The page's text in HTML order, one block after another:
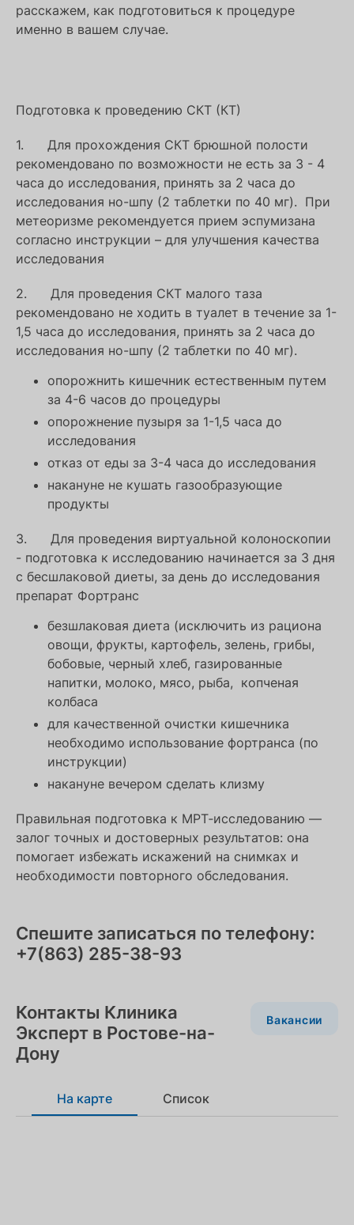
расскажем, как подготовиться к процедуре
именно в вашем случае.
Подготовка к проведению СКТ (КТ)
1. Для прохождения СКТ брюшной полости
рекомендовано по возможности не есть за 3 - 4
часа до исследования, принять за 2 часа до
исследования но-шпу (2 таблетки по 40 мг). При
метеоризме рекомендуется прием эспумизана
согласно инструкции – для улучшения качества
исследования
2. Для проведения СКТ малого таза
рекомендовано не ходить в туалет в течение за 1-
1,5 часа до исследования, принять за 2 часа до
исследования но-шпу (2 таблетки по 40 мг).
опорожнить кишечник естественным путем
за 4-6 часов до процедуры
опорожнение пузыря за 1-1,5 часа до
исследования
отказ от еды за 3-4 часа до исследования
накануне не кушать газообразующие
продукты
3. Для проведения виртуальной колоноскопии
- подготовка к исследованию начинается за 3 дня
с бесшлаковой диеты, за день до исследования
препарат Фортранс
безшлаковая диета (исключить из рациона
овощи, фрукты, картофель, зелень, грибы,
бобовые, черный хлеб, газированные
напитки, молоко, мясо, рыба, копченая
колбаса
для качественной очистки кишечника
необходимо использование фортранса (по
инструкции)
накануне вечером сделать клизму
Правильная подготовка к МРТ‑исследованию —
залог точных и достоверных результатов: она
помогает избежать искажений на снимках и
необходимости повторного обследования.
Спешите записаться по телефону:
+7(863) 285-38-93
Контакты Клиника
Эксперт в Ростове-на-
Дону
Вакансии
На карте Список